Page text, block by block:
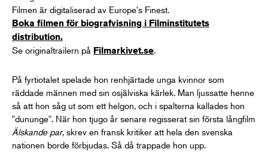
Filmen är digitaliserad av Europe's Finest.
Boka filmen för biografvisning i Filminstitutets
distribution.
Se originaltrailern på Filmarkivet.se.
På fyrtiotalet spelade hon renhjärtade unga kvinnor som
räddade männen med sin osjälviska kärlek. Man ljussatte henne
så att hon såg ut som ett helgon, och i spalterna kallades hon
"dununge". När hon tjugo år senare regisserat sin första långfilm
Älskande par, skrev en fransk kritiker att hela den svenska
nationen borde förbjudas. Så då trappade hon upp.